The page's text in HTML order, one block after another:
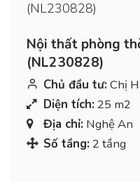
Nội thất phòng
(NL230828)
Chủ đầu tư: Chị
Diện tích: 25 m2
Địa chỉ: Nghệ An
Số tầng: 2 tầng